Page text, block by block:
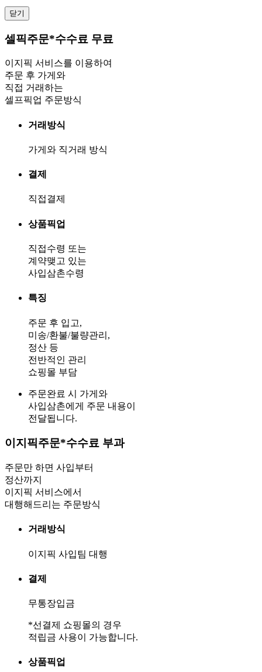
닫기
셀픽주문*수수료 무료
이지픽 서비스를 이용하여
주문 후 가게와
직접 거래하는
셀프픽업 주문방식
거래방식
가게와 직거래 방식
결제
직접결제
상품픽업
직접수령 또는
계약맺고 있는
사입삼촌수령
특징
주문 후 입고,
미송/환불/불량관리,
정산 등
전반적인 관리
쇼핑몰 부담
주문완료 시 가게와
사입삼촌에게 주문 내용이
전달됩니다.
이지픽주문*수수료 부과
주문만 하면 사입부터
정산까지
이지픽 서비스에서
대행해드리는 주문방식
거래방식
이지픽 사입팀 대행
결제
무통장입금
*선결제 쇼핑몰의 경우
적립금 사용이 가능합니다.
상품픽업